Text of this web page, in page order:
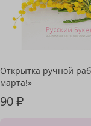
Открытка ручной
марта!»
90₽